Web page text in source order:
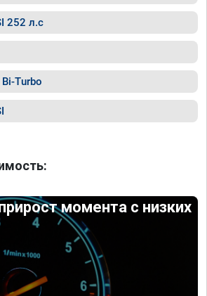
252 л.с
Turbo
момента с низких